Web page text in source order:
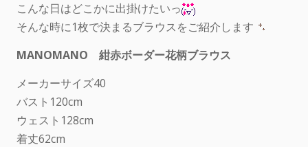
こんな日はどこかに出掛けたいっ
そんな時に1枚で決まるブラウスをご紹介します
MANOMANO 紺赤ボーダー花柄ブラウス
メーカーサイズ40
バスト120cm
ウェスト128cm
着丈62cm